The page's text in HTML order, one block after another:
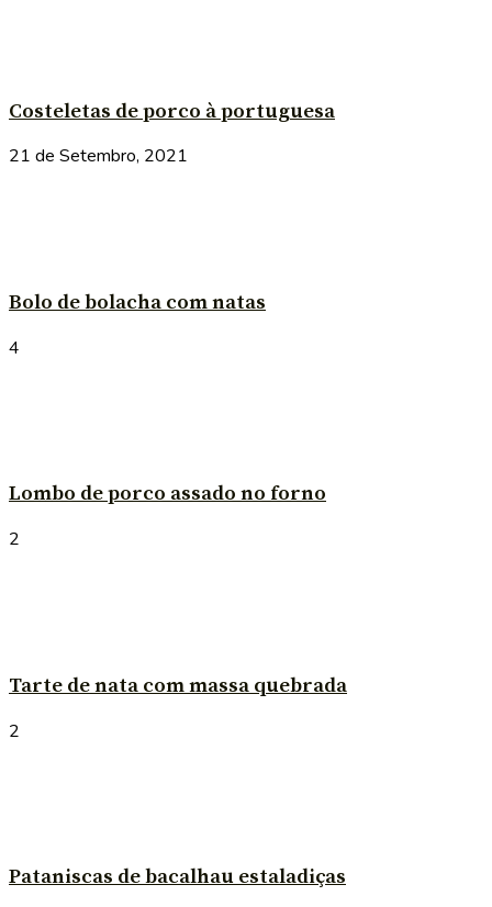
Costeletas de porco à portuguesa
21 de Setembro, 2021
Bolo de bolacha com natas
4
Lombo de porco assado no forno
2
Tarte de nata com massa quebrada
2
Pataniscas de bacalhau estaladiças